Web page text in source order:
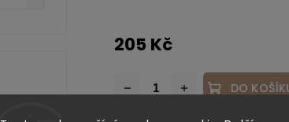
205 Kč
DO